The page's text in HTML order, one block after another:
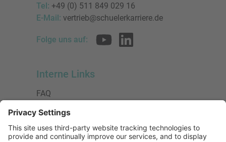
Tel: +49 (0) 511 849 029 16
E-Mail: vertrieb@schuelerkarriere.de
Folge uns auf:
Interne Links
FAQ
Datenschutzerklärung
Impressum